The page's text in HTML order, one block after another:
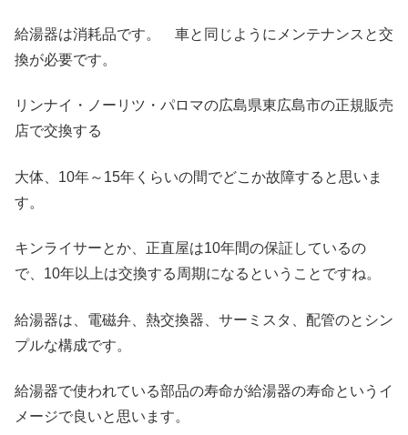
給湯器は消耗品です。 車と同じようにメンテナンスと交
換が必要です。
リンナイ・ノーリツ・パロマの広島県東広島市の正規販売
店で交換する
大体、10年～15年くらいの間でどこか故障すると思いま
す。
キンライサーとか、正直屋は10年間の保証しているの
で、10年以上は交換する周期になるということですね。
給湯器は、電磁弁、熱交換器、サーミスタ、配管のとシン
プルな構成です。
給湯器で使われている部品の寿命が給湯器の寿命というイ
メージで良いと思います。